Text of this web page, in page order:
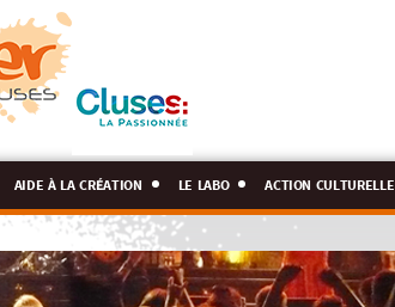
aide à la création le labo action culturelle